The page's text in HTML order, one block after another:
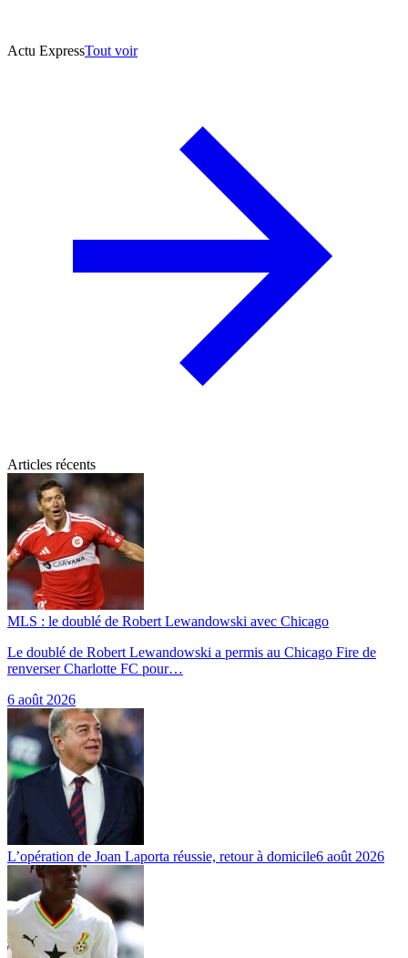
Actu ExpressTout voir
Articles récents
MLS : le doublé de Robert Lewandowski avec Chicago
Le doublé de Robert Lewandowski a permis au Chicago Fire de
renverser Charlotte FC pour…
6 août 2026
L’opération de Joan Laporta réussie, retour à domicile6 août 2026